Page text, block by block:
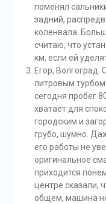
поменял
задний,
коленвала.
считаю, что
км, если ей
Егор, Волгоград.
литровым
сегодня пробег
хватает для
городским и
грубо, шумно.
его работы не
оригинальное
приходится
центре сказали,
общем, машина